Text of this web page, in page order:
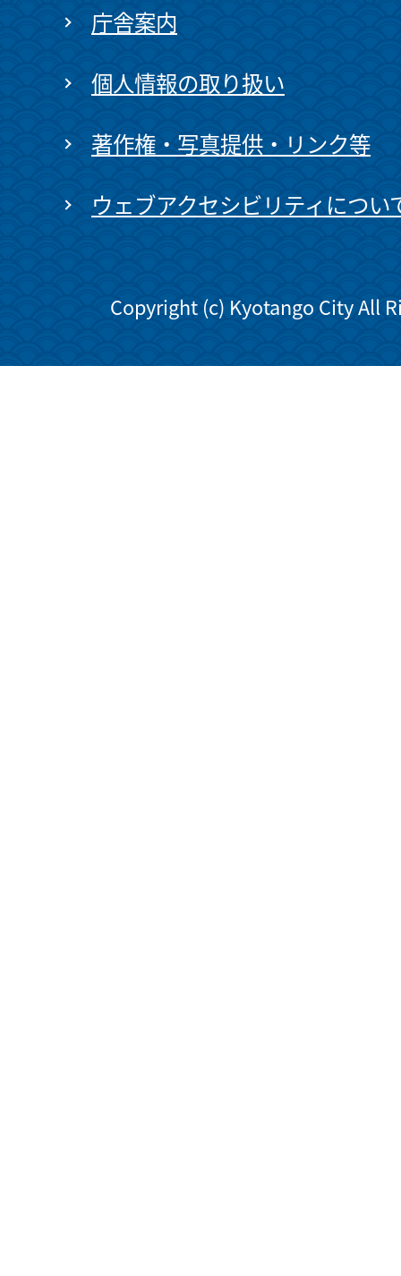
庁舎案内
個人情報の取り扱い
著作権・写真提供・リンク等
ウェブアクセシビリティについ
Copyright (c) Kyotango City All